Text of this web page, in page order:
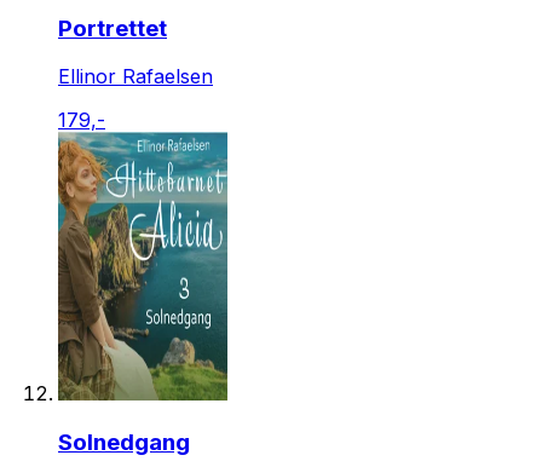
Portrettet
Ellinor Rafaelsen
179,-
Solnedgang